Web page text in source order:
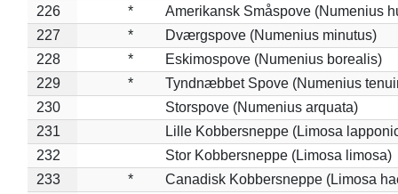
226
*
Amerikansk Småspove (Numenius
227
*
Dværgspove (Numenius minutus)
228
*
Eskimospove (Numenius borealis)
229
*
Tyndnæbbet Spove (Numenius
230
Storspove (Numenius arquata)
231
Lille Kobbersneppe (Limosa
232
Stor Kobbersneppe (Limosa limosa)
233
* Canadisk Kobbersneppe (Limosa